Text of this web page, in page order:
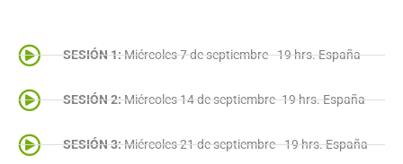
SESIÓN 1:Miércoles 7 de septiembre - 19 hrs. España
SESIÓN 2:Miércoles 14 de septiembre- 19 hrs. España
SESIÓN 3:Miércoles 21 de septiembre - 19 hrs. España